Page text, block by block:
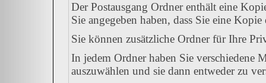
Der Postausgang Ordner enthält eine
Sie angegeben haben, dass Sie eine
Sie können zusätzliche Ordner für Ihre
In jedem Ordner haben Sie verschiedene
auszuwählen und sie dann entweder zu